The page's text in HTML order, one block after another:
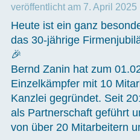
veröffentlicht am 7. April 2025
Heute ist ein ganz
das 30-jährige
🎉
Bernd Zanin hat zum
Einzelkämpfer mit 10
Kanzlei gegründet. Seit
als Partnerschaft geführt
von über 20 Mitarbeitern